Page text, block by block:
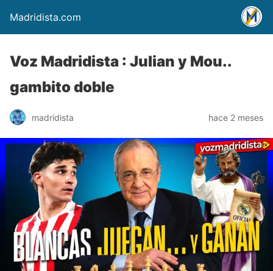
Madridista.com
Voz Madridista : Julian y Mou..
gambito doble
madridista hace 2 meses